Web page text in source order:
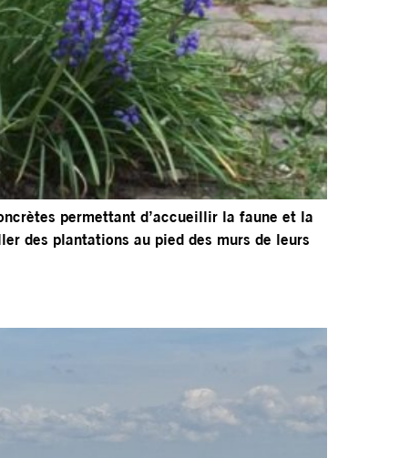
permettant d’accueillir la faune et la
des plantations au pied des murs de leurs